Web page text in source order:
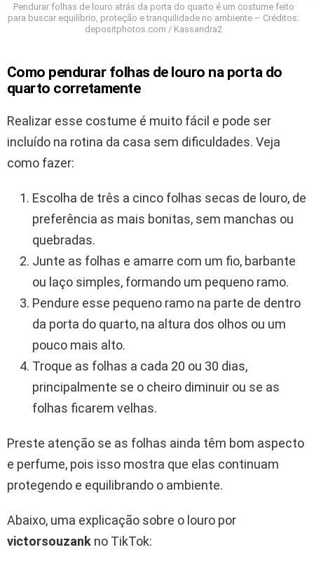
Pendurar folhas de louro atrás da porta do quarto é um costume feito
para buscar equilíbrio, proteção e tranquilidade no ambiente – Créditos:
depositphotos.com / Kassandra2
Como pendurar folhas de louro na porta do
quarto corretamente
Realizar esse costume é muito fácil e pode ser
incluído na rotina da casa sem dificuldades. Veja
como fazer:
Escolha de três a cinco folhas secas de louro, de
preferência as mais bonitas, sem manchas ou
quebradas.
Junte as folhas e amarre com um fio, barbante
ou laço simples, formando um pequeno ramo.
Pendure esse pequeno ramo na parte de dentro
da porta do quarto, na altura dos olhos ou um
pouco mais alto.
Troque as folhas a cada 20 ou 30 dias,
principalmente se o cheiro diminuir ou se as
folhas ficarem velhas.
Preste atenção se as folhas ainda têm bom aspecto
e perfume, pois isso mostra que elas continuam
protegendo e equilibrando o ambiente.
Abaixo, uma explicação sobre o louro por
victorsouzank no TikTok: